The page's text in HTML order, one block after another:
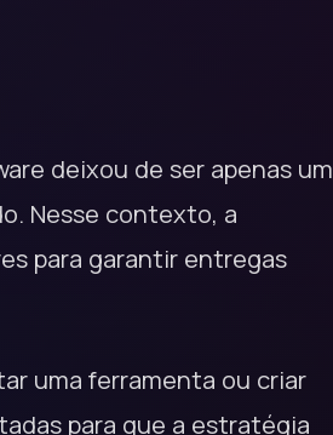
deixou de ser apenas um
Nesse contexto, a
para garantir entregas
uma ferramenta ou criar
para que a estratégia